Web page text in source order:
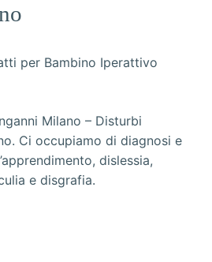
per Bambino Iperattivo
Milano – Disturbi
Ci occupiamo di diagnosi e
dislessia,
e disgrafia.